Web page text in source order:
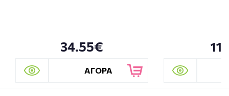
34.55€
ΑΓΟΡΑ